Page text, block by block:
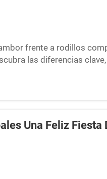
frente a rodillos
las diferencias
Una Feliz Fiesta